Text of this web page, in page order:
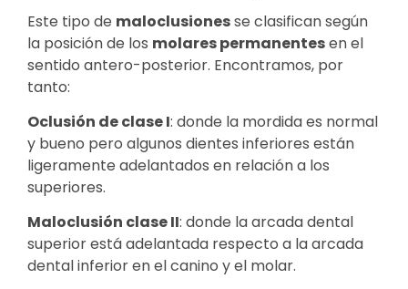
Este tipo de maloclusionesse clasifican según
la posición de los molares permanentesen el
sentido antero-posterior. Encontramos, por
tanto:
Oclusión de clase I: donde la mordida es normal
y bueno pero algunos dientes inferiores están
ligeramente adelantados en relación a los
superiores.
Maloclusión clase II: donde la arcada dental
superior está adelantada respecto a la arcada
dental inferior en el canino y el molar.